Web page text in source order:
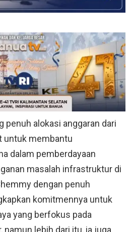
penuh alokasi anggaran dari
untuk membantu
dalam pemberdayaan
masalah infrastruktur di
dengan penuh
komitmennya untuk
yang berfokus pada
lebih dari itu, ia juga